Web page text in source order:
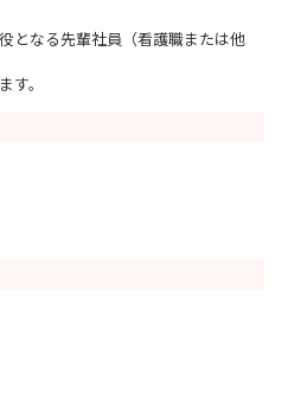
となる先輩社員（看護職または他
。